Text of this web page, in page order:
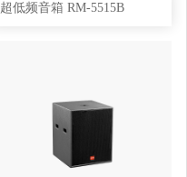
超低频音箱 RM-5515B